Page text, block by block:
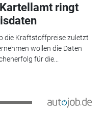
ringt
die Kraftstoffpreise zuletzt
wollen die Daten
für die...